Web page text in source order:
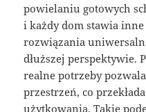
powielaniu gotowych
i każdy dom stawia
rozwiązania
dłuższej perspektywie.
realne potrzeby
przestrzeń, co
użytkowania. Takie